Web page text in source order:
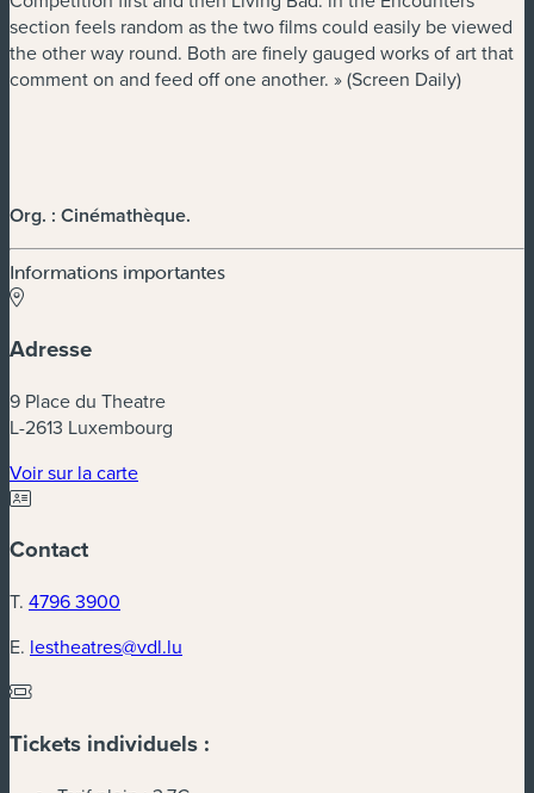
section feels random as the two films could easily be viewed
the other way round. Both are finely gauged works of art that
comment on and feed off one another. » (Screen Daily)
Org. : Cinémathèque.
Informations importantes
Adresse
9 Place du Theatre
L-2613 Luxembourg
Voir sur la carte(nouvelle fenêtre)
Contact
T. 4796 3900
E. lestheatres@vdl.lu
Tickets individuels :